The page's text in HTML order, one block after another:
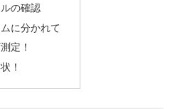
の確認
に分かれて
定！
！